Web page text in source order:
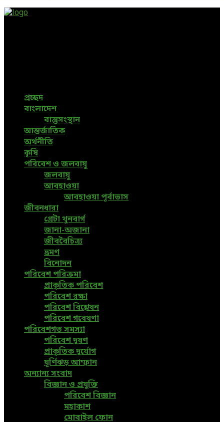
প্রচ্ছদ
বাংলাদেশ
বাস্তুসংস্থান
আন্তর্জাতিক
অর্থনীতি
কৃষি
পরিবেশ ও জলবায়ু
জলবায়ু
আবহাওয়া
আবহাওয়া পূর্বাভাস
জীবনধারা
গ্রেটা থুনবার্গ
জানা-অজানা
জীববৈচিত্র্য
ভ্রমণ
বিনোদন
পরিবেশ পরিক্রমা
প্রাকৃতিক পরিবেশ
পরিবেশ রক্ষা
পরিবেশ বিশ্লেষন
পরিবেশ গবেষণা
পরিবেশগত সমস্যা
পরিবেশ দূষণ
প্রাকৃতিক দুর্যোগ
ঘূর্ণিঝড় আম্ফান
অন্যান্য সংবাদ
বিজ্ঞান ও প্রযুক্তি
পরিবেশ বিজ্ঞান
মহাকাশ
মোবাইল ফোন